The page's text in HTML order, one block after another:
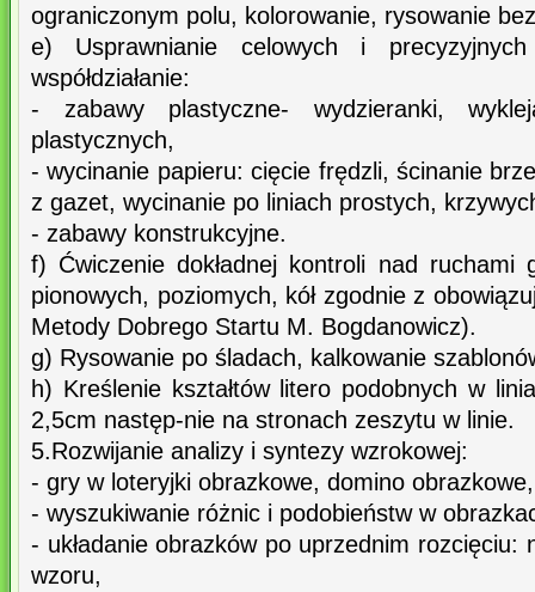
ograniczonym polu, kolorowanie, rysowanie
e) Usprawnianie celowych i
współdziałanie:
- zabawy plastyczne- wydzieranki,
plastycznych,
- wycinanie papieru: cięcie frędzli, ścinanie
z gazet, wycinanie po liniach prostych,
- zabawy konstrukcyjne.
f) Ćwiczenie dokładnej kontroli nad ruchami
pionowych, poziomych, kół zgodnie z
Metody Dobrego Startu M. Bogdanowicz).
g) Rysowanie po śladach, kalkowanie
h) Kreślenie kształtów litero podobnych w
2,5cm następ-nie na stronach zeszytu w linie.
5.Rozwijanie analizy i syntezy wzrokowej:
- gry w loteryjki obrazkowe, domino obrazkowe,
- wyszukiwanie różnic i podobieństw w
- układanie obrazków po uprzednim rozcięciu:
wzoru,